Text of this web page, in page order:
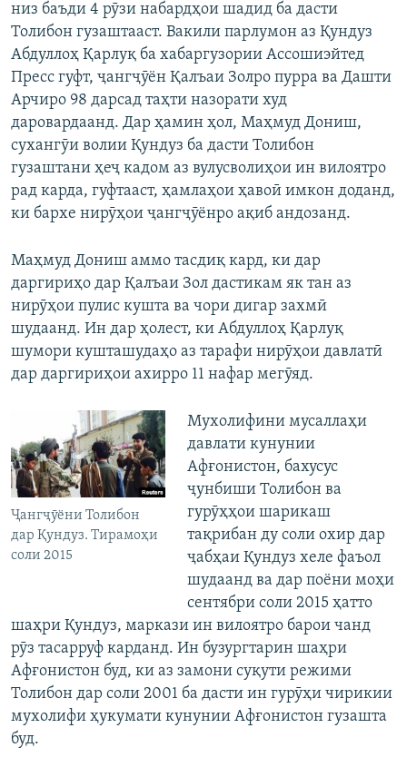
низ баъди 4 рӯзи набардҳои шадид ба дасти
Толибон гузаштааст. Вакили парлумон аз Қундуз
Абдуллоҳ Қарлуқ ба хабаргузории Ассошиэйтед
Пресс гуфт, ҷангҷӯён Қалъаи Золро пурра ва Дашти
Арчиро 98 дарсад таҳти назорати худ
даровардаанд. Дар ҳамин ҳол, Маҳмуд Дониш,
сухангӯи волии Қундуз ба дасти Толибон
гузаштани ҳеҷ кадом аз вулусволиҳои ин вилоятро
рад карда, гуфтааст, ҳамлаҳои ҳавоӣ имкон доданд,
ки бархе нирӯҳои ҷангҷӯёнро ақиб андозанд.
Маҳмуд Дониш аммо тасдиқ кард, ки дар
даргириҳо дар Қалъаи Зол дастикам як тан аз
нирӯҳои пулис кушта ва чори дигар захмӣ
шудаанд. Ин дар ҳолест, ки Абдуллоҳ Қарлуқ
шумори кушташудаҳо аз тарафи нирӯҳои давлатӣ
дар даргириҳои ахирро 11 нафар мегӯяд.
Ҷангҷӯёни Толибон
дар Қундуз. Тирамоҳи
соли 2015
Мухолифини мусаллаҳи
давлати кунунии
Афғонистон, бахусус
ҷунбиши Толибон ва
гурӯҳҳои шарикаш
тақрибан ду соли охир дар
ҷабҳаи Қундуз хеле фаъол
шудаанд ва дар поёни моҳи
сентябри соли 2015 ҳатто
шаҳри Қундуз, маркази ин вилоятро барои чанд
рӯз тасарруф карданд. Ин бузургтарин шаҳри
Афғонистон буд, ки аз замони суқути режими
Толибон дар соли 2001 ба дасти ин гурӯҳи чирикии
мухолифи ҳукумати кунунии Афғонистон гузашта
буд.